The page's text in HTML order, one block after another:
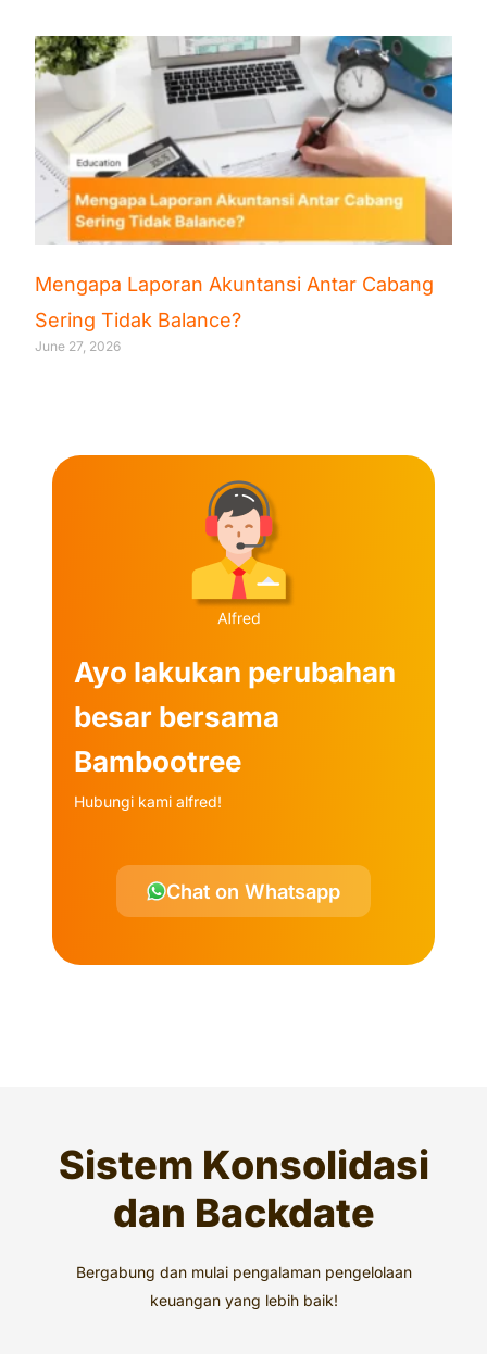
Mengapa Laporan Akuntansi Antar Cabang
Sering Tidak Balance?
June 27, 2026
Ayo lakukan perubahan
besar bersama
Bambootree
Hubungi kami alfred!
Chat on Whatsapp
Sistem Konsolidasi
dan Backdate
Bergabung dan mulai pengalaman pengelolaan
keuangan yang lebih baik!